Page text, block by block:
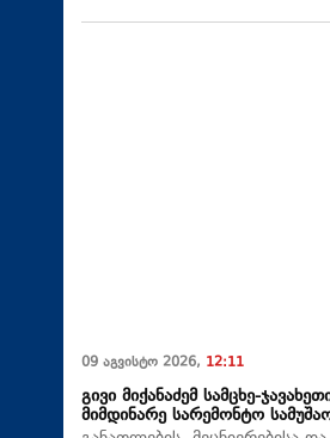
09 აგვისტო 2026, 12:11
გივი მიქანაძემ სამცხე-
მიმდინარე სარემონტო